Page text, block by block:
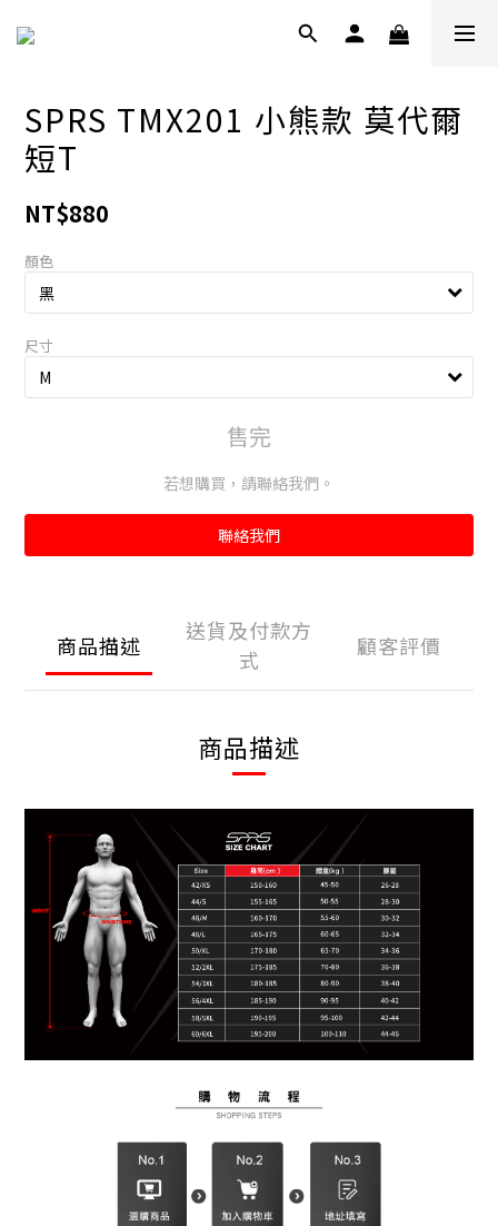
SPRS TMX201 小熊款 莫代爾
短T
NT$880
顏色
尺寸
售完
若想購買，請聯絡我們。
聯絡我們
商品描述
送貨及付款方
式
顧客評價
商品描述